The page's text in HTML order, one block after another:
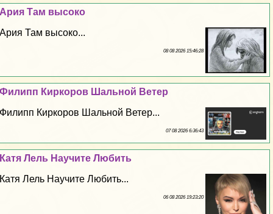
Ария Там высоко
Ария Там высоко...
08 08 2026 15:46:28
Филипп Киркоров Шальной Ветер
Филипп Киркоров Шальной Ветер...
07 08 2026 6:36:43
Катя Лель Научите Любить
Катя Лель Научите Любить...
06 08 2026 19:23:20